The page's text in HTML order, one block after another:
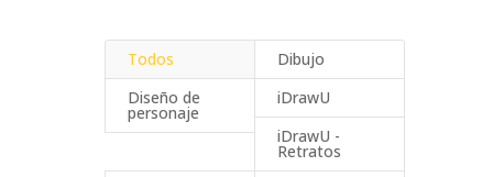
Todos
Dibujo
Diseño de
personaje
iDrawU
iDrawU -
Retratos